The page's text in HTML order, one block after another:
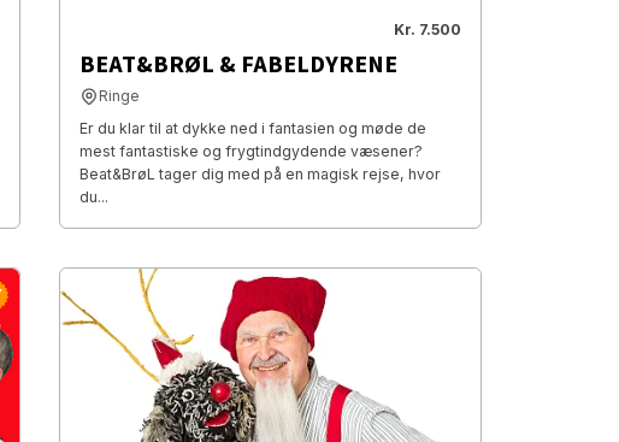
Kr. 7.500
BEAT&BRØL & FABELDYRENE
Ringe
Er du klar til at dykke ned i fantasien og møde de
mest fantastiske og frygtindgydende væsener?
Beat&BrøL tager dig med på en magisk rejse, hvor
du...